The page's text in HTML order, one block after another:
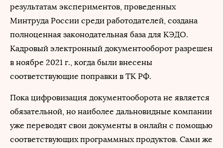
результатам экспериментов, проведенных
Минтруда России среди работодателей, создана
полноценная законодательная база для КЭДО.
Кадровый электронный документооборот разрешен
в ноябре 2021 г., когда были внесены
соответствующие поправки в ТК РФ.
Пока цифровизация документооборота не является
обязательной, но наиболее дальновидные компании
уже переводят свои документы в онлайн с помощью
соответствующих программных продуктов. Сами же